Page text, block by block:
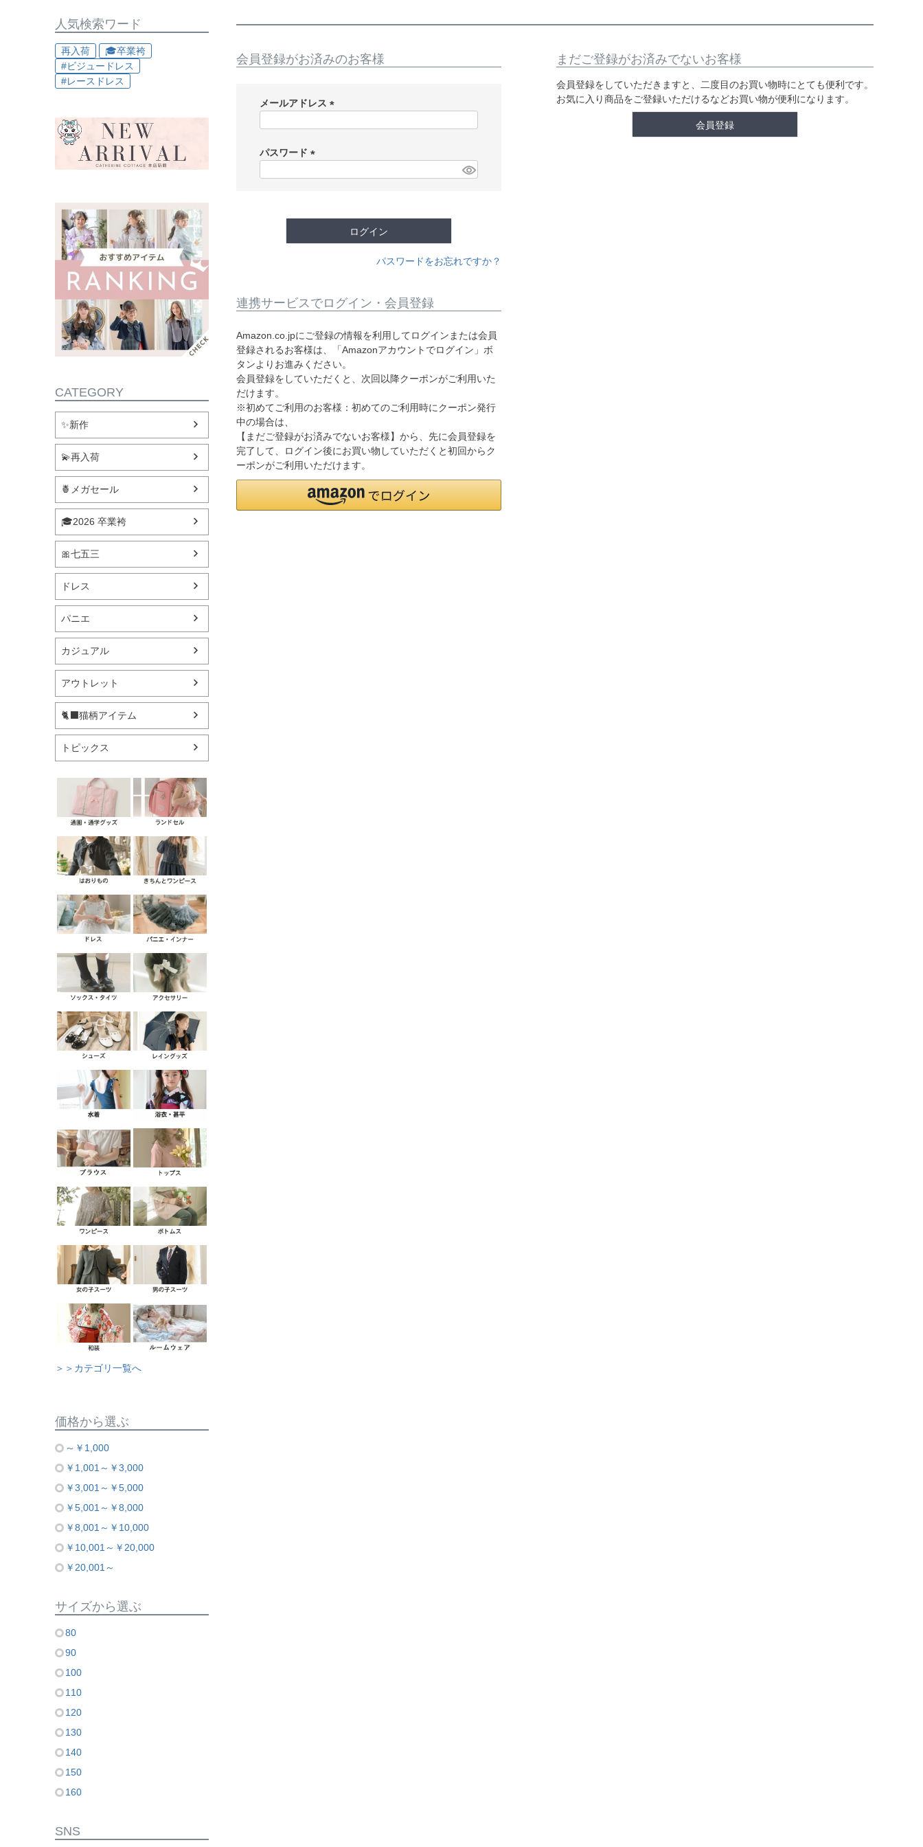
人気検索ワード
再入荷
🎓卒業袴
#ビジュードレス
#レースドレス
CATEGORY
✨新作
💫再入荷
🍍メガセール
🎓2026 卒業袴
🎀七五三
ドレス
パニエ
カジュアル
アウトレット
🐈‍⬛猫柄アイテム
トピックス
＞＞カテゴリ一覧へ
価格から選ぶ
～￥1,000
￥1,001～￥3,000
￥3,001～￥5,000
￥5,001～￥8,000
￥8,001～￥10,000
￥10,001～￥20,000
￥20,001～
サイズから選ぶ
80
90
100
110
120
130
140
150
160
SNS
会員登録がお済みのお客様
メールアドレス
)
パスワード
ログイン
パスワードをお忘れですか？
連携サービスでログイン・会員登録
Amazon.co.jpにご登録の情報を利用してログインまたは会員
登録されるお客様は、「Amazonアカウントでログイン」ボ
タンよりお進みください。
会員登録をしていただくと、次回以降クーポンがご利用いた
だけます。
※初めてご利用のお客様：初めてのご利用時にクーポン発行
中の場合は、
【まだご登録がお済みでないお客様】から、先に会員登録を
完了して、ログイン後にお買い物していただくと初回からク
ーポンがご利用いただけます。
まだご登録がお済みでないお客様
会員登録をしていただきますと、二度目のお買い物時にとても便利です。
お気に入り商品をご登録いただけるなどお買い物が便利になります。
会員登録